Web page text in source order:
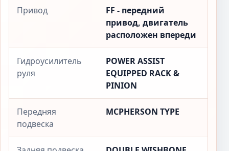
Привод
FF - передний
привод, двигатель
расположен впереди
Гидроусилитель
руля
POWER ASSIST
EQUIPPED RACK &
PINION
Передняя
подвеска
MCPHERSON TYPE